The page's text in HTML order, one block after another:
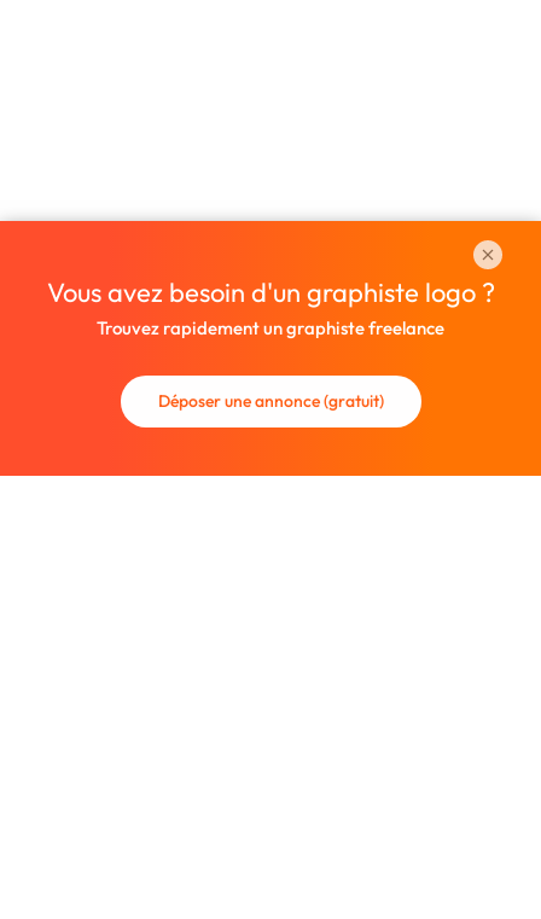
Vous avez besoin d'un graphiste logo ?
Trouvez rapidement un graphiste freelance
Déposer une annonce (gratuit)